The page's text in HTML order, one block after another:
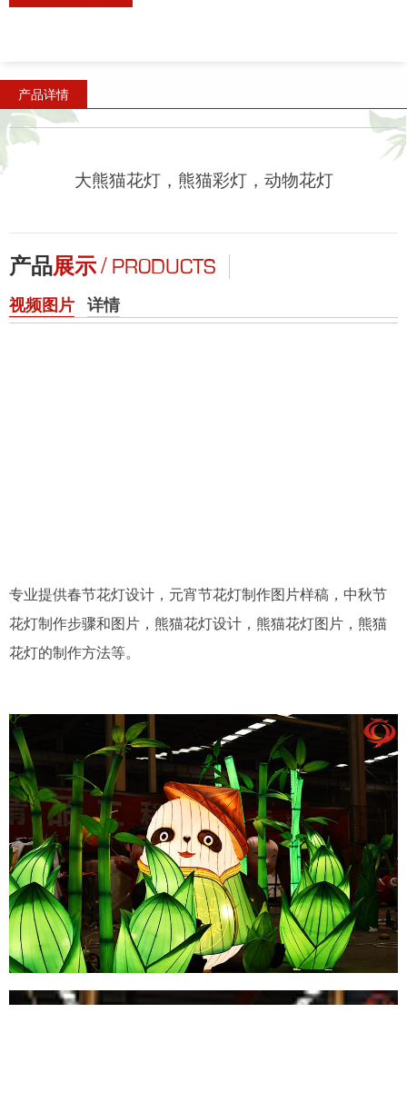
产品详情
大熊猫花灯，熊猫彩灯，动物花灯
产品展示/ PRODUCTS
视频图片 详情
专业提供春节花灯设计，元宵节花灯制作图片样稿，中秋节
花灯制作步骤和图片，熊猫花灯设计，熊猫花灯图片，熊猫
花灯的制作方法等。